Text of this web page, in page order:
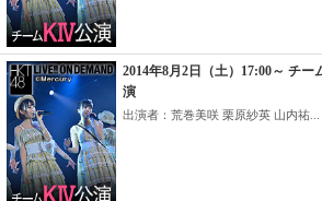
2014年8月2日（土）17:00～ チ
演
出演者：荒巻美咲 栗原紗英 山内祐...